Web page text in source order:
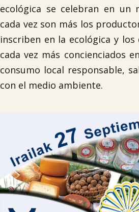
ecológica se celebran en un
cada vez son más los
inscriben en la ecológica y los
cada vez más concienciados
consumo local responsable,
con el medio ambiente.